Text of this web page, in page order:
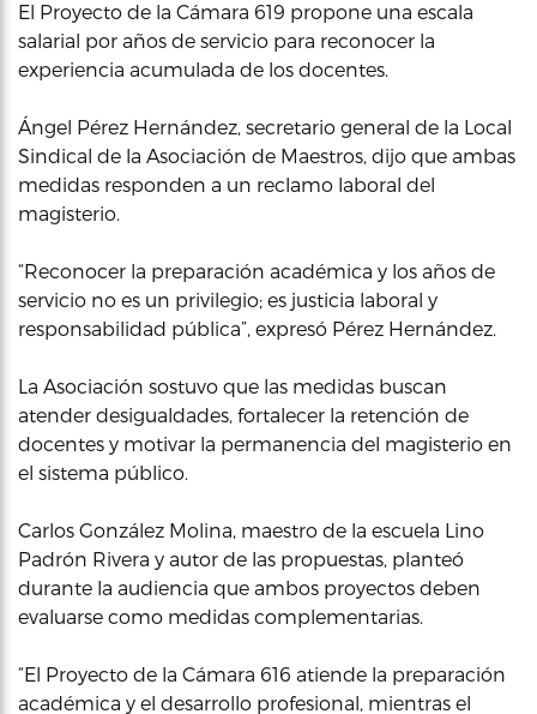
El Proyecto de la Cámara 619 propone una escala
salarial por años de servicio para reconocer la
experiencia acumulada de los docentes.
Ángel Pérez Hernández, secretario general de la Local
Sindical de la Asociación de Maestros, dijo que ambas
medidas responden a un reclamo laboral del
magisterio.
“Reconocer la preparación académica y los años de
servicio no es un privilegio; es justicia laboral y
responsabilidad pública”, expresó Pérez Hernández.
La Asociación sostuvo que las medidas buscan
atender desigualdades, fortalecer la retención de
docentes y motivar la permanencia del magisterio en
el sistema público.
Carlos González Molina, maestro de la escuela Lino
Padrón Rivera y autor de las propuestas, planteó
durante la audiencia que ambos proyectos deben
evaluarse como medidas complementarias.
“El Proyecto de la Cámara 616 atiende la preparación
académica y el desarrollo profesional, mientras el